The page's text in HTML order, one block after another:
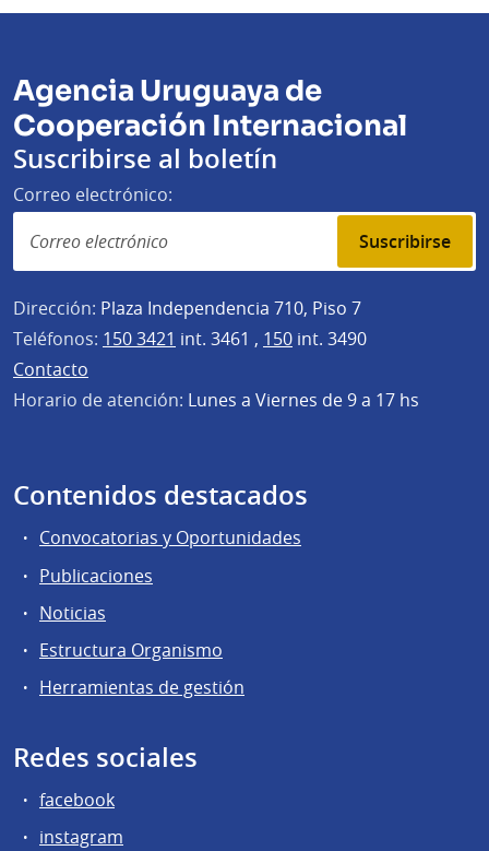
Agencia Uruguaya de
Cooperación Internacional
Suscribirse al boletín
Correo electrónico:
Suscribirse
Dirección: Plaza Independencia 710, Piso 7
Teléfonos: 150 3421 int. 3461 , 150 int. 3490
Contacto
Horario de atención: Lunes a Viernes de 9 a 17 hs
Contenidos destacados
Convocatorias y Oportunidades
Publicaciones
Noticias
Estructura Organismo
Herramientas de gestión
Redes sociales
facebook
instagram